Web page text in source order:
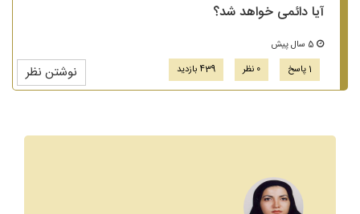
آیا دائمی خواهد شد؟
1 پاسخ
0 نظر 439 بازدید نوشتن نظر